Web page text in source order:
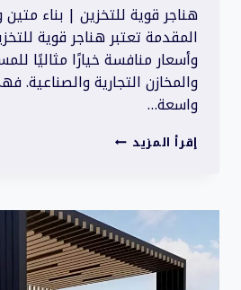
هناجر قوية للتخزين | بناء
المقدمة تعتبر هناجر قوية
وأسعار منافسة خيارًا مثاليًا
والمخازن التجارية والصناعية.
واسعة…
إقرأ المزيد هناجر
بناء
متين
وأسعار
منافسة